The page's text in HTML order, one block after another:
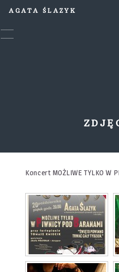
AGATA ŚLAZYK
Koncert MOŻLIWE TYLKO W